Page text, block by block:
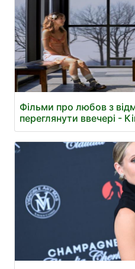
Фільми про любов з
переглянути ввечері -